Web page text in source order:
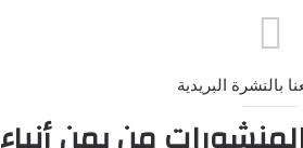
بالنشرة البريدية